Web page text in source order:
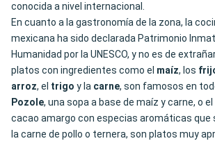
conocida a nivel internacional.
En cuanto a la gastronomía de la zona, la
mexicana ha sido declarada Patrimonio
Humanidad por la UNESCO, y no es de
platos con ingredientes como el maíz, los
arroz, el trigo y la carne, son famosos en
Pozole, una sopa a base de maíz y carne, o el
cacao amargo con especias aromáticas que
la carne de pollo o ternera, son platos muy